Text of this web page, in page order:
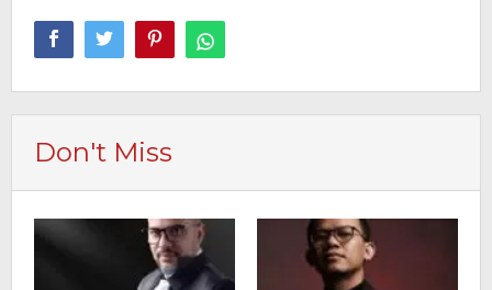
Don't Miss